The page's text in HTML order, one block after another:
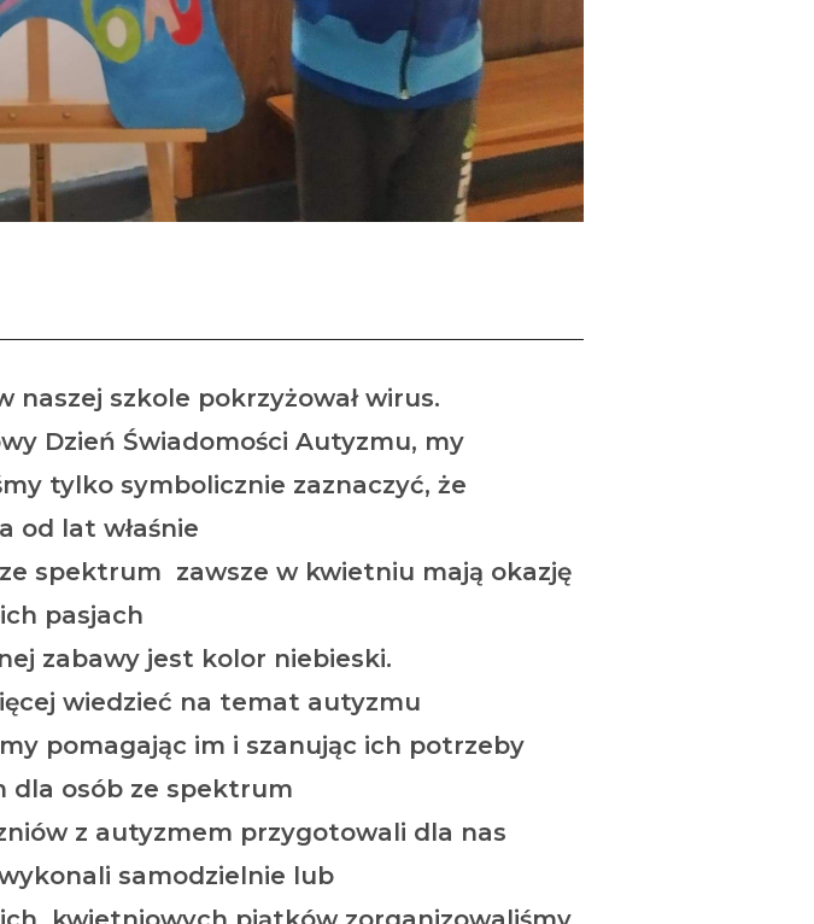
szkole pokrzyżował wirus.
Dzień Świadomości Autyzmu, my
tylko symbolicznie zaznaczyć, że
od lat właśnie
spektrum zawsze w kwietniu mają okazję
pasjach
zabawy jest kolor niebieski.
wiedzieć na temat autyzmu
pomagając im i szanując ich potrzeby
dla osób ze spektrum
z autyzmem przygotowali dla nas
samodzielnie lub